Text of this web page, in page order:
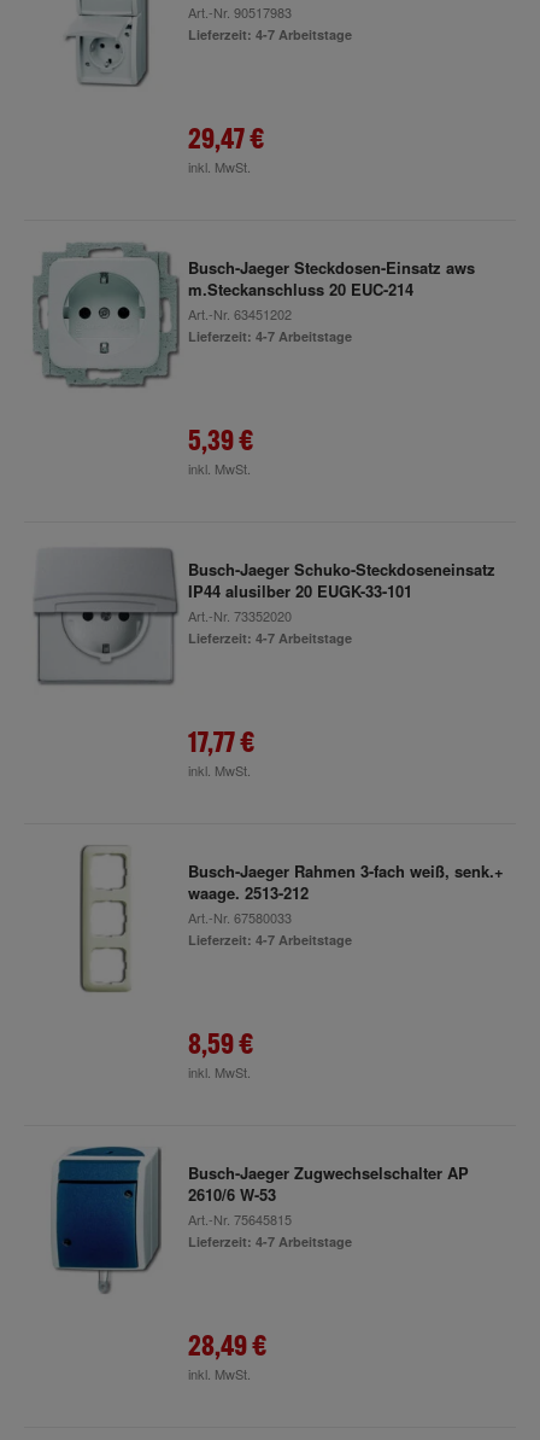
Art.-Nr. 90517983
Lieferzeit: 4-7 Arbeitstage
29,47 €
inkl. MwSt.
Busch-Jaeger Steckdosen-Einsatz aws
m.Steckanschluss 20 EUC-214
Art.-Nr. 63451202
Lieferzeit: 4-7 Arbeitstage
5,39 €
inkl. MwSt.
Busch-Jaeger Schuko-Steckdoseneinsatz
IP44 alusilber 20 EUGK-33-101
Art.-Nr. 73352020
Lieferzeit: 4-7 Arbeitstage
17,77 €
inkl. MwSt.
Busch-Jaeger Rahmen 3-fach weiß, senk.+
waage. 2513-212
Art.-Nr. 67580033
Lieferzeit: 4-7 Arbeitstage
8,59 €
inkl. MwSt.
Busch-Jaeger Zugwechselschalter AP
2610/6 W-53
Art.-Nr. 75645815
Lieferzeit: 4-7 Arbeitstage
28,49 €
inkl. MwSt.